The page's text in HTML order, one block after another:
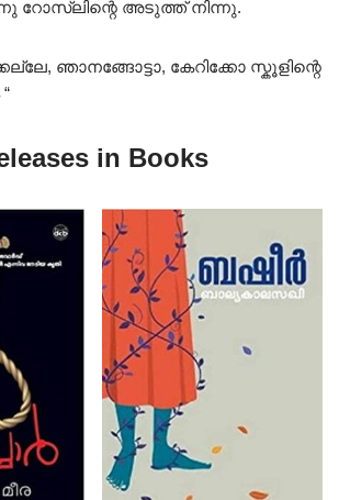
റോസ്‌ലിന്റെ അടുത്ത് നിന്നു.
ഞാനങ്ങോട്ടാ, കേറിക്കോ സ്കൂളിന്റെ
in Books